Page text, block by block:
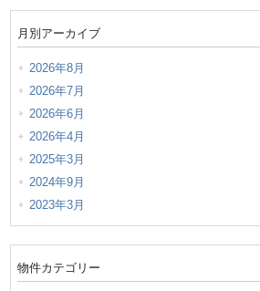
月別アーカイブ
2026年8月
2026年7月
2026年6月
2026年4月
2025年3月
2024年9月
2023年3月
物件カテゴリー